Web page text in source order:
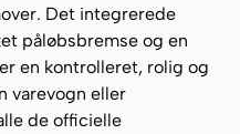
Det integrerede
påløbsbremse og en
en kontrolleret, rolig og
varevogn eller
de officielle